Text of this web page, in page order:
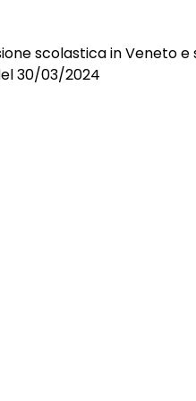
scolastica in Veneto e
30/03/2024